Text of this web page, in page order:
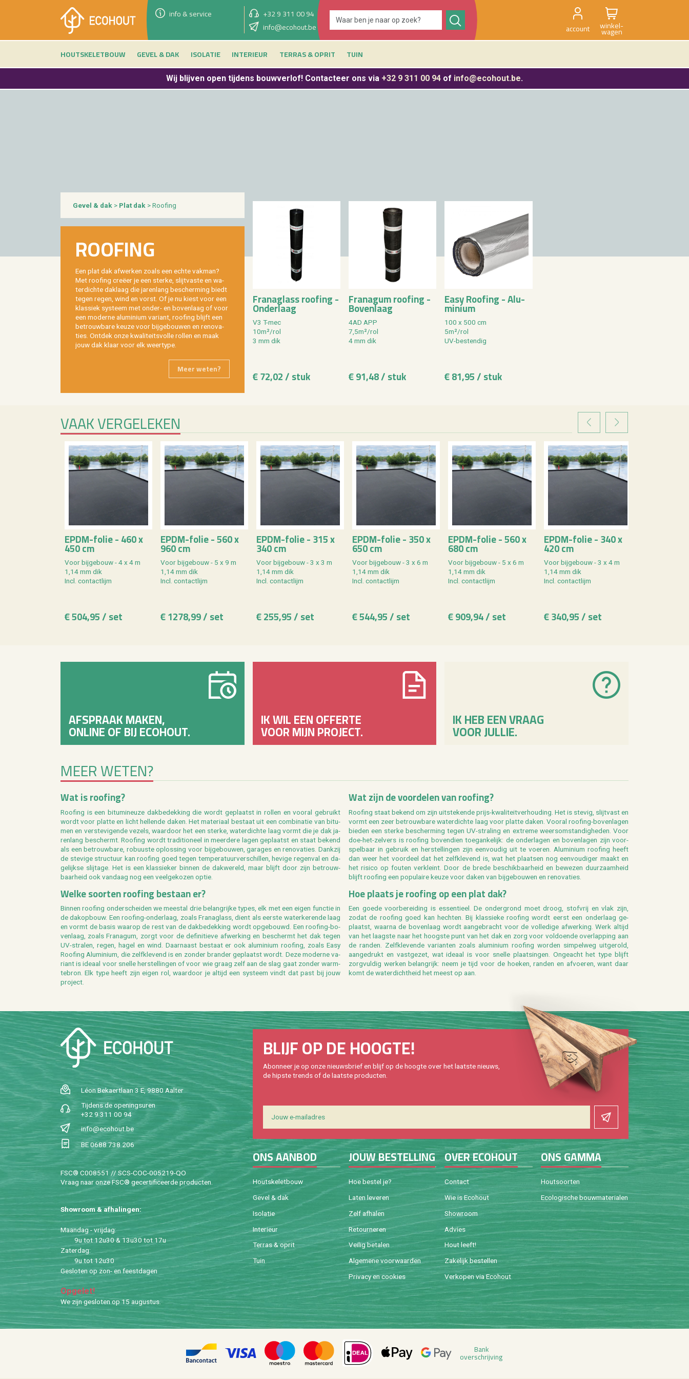
info & service +32 9 311 00 94
showroom vandaag
info@ecohout.be
9u - 12u30 & 13u30 - 17u account winkel-
wagen
HOUTSKELETBOUW
GEVEL & DAK ISOLATIE INTERIEUR TERRAS & OPRIT TUIN
Wij blijven open tijdens bouwverlof! Contacteer ons via +32 9 311 00 94 of info@ecohout.be.
Gevel & dak > Plat dak > Roo­fing
ROO­FING
Een plat dak af­wer­ken zoals een echte vak­man?
Met roo­fing creëer je een ster­ke, slijt­vas­te en wa­
ter­dich­te dak­laag die ja­ren­lang be­scher­ming biedt
tegen regen, wind en vorst. Of je nu kiest voor een
klas­siek sys­teem met onder- en bo­ven­laag of voor
een mo­der­ne alu­mi­ni­um va­ri­ant, roo­fing blijft een
be­trouw­ba­re keuze voor bij­ge­bou­wen en re­no­va­
ties. Ont­dek onze kwa­li­teits­vol­le rol­len en maak
jouw dak klaar voor elk weer­ty­pe.
Meer weten?
Fra­na­glass roo­fing -
On­der­laag
V3 T-mec
10m²/rol
3 mm dik
€ 72,02 / stuk
Fra­na­gum roo­fing -
Bo­ven­laag
4AD APP
7,5m²/rol
4 mm dik
€ 91,48 / stuk
Easy Roo­fing - Alu­
mi­ni­um
100 x 500 cm
5m²/rol
UV-be­sten­dig
€ 81,95 / stuk
VAAK VER­GE­LE­KEN VORIGEVOLGENDE
EPDM-folie - 460 x
450 cm
Voor bij­ge­bouw - 4 x 4 m
1,14 mm dik
Incl. con­tact­lijm
€ 504,95 / set
EPDM-folie - 560 x
960 cm
Voor bij­ge­bouw - 5 x 9 m
1,14 mm dik
Incl. con­tact­lijm
€ 1278,99 / set
EPDM-folie - 315 x
340 cm
Voor bij­ge­bouw - 3 x 3 m
1,14 mm dik
Incl. con­tact­lijm
€ 255,95 / set
EPDM-folie - 350 x
650 cm
Voor bij­ge­bouw - 3 x 6 m
1,14 mm dik
Incl. con­tact­lijm
€ 544,95 / set
EPDM-folie - 560 x
680 cm
Voor bij­ge­bouw - 5 x 6 m
1,14 mm dik
Incl. con­tact­lijm
€ 909,94 / set
EPDM-folie - 340 x
420 cm
Voor bij­ge­bouw - 3 x 4 m
1,14 mm dik
Incl. con­tact­lijm
€ 340,95 / set
AFSPRAAK MAKEN,
ONLINE OF BIJ ECOHOUT.
IK WIL EEN OFFERTE
VOOR MIJN PROJECT.
IK HEB EEN VRAAG
VOOR JULLIE.
MEER WETEN?
Wat is roo­fing?
Roo­fing is een bi­tu­mi­neu­ze dak­be­dek­king die wordt ge­plaatst in rol­len en voor­al ge­bruikt
wordt voor plat­te en licht hel­len­de daken. Het ma­te­ri­aal be­staat uit een com­bi­na­tie van bi­tu­
men en ver­ste­vi­gen­de ve­zels, waar­door het een ster­ke, wa­ter­dich­te laag vormt die je dak ja­
ren­lang be­schermt. Roo­fing wordt tra­di­ti­o­neel in meer­de­re lagen ge­plaatst en staat be­kend
als een be­trouw­ba­re, ro­buus­te op­los­sing voor bij­ge­bou­wen, ga­ra­ges en re­no­va­ties. Dank­zij
de ste­vi­ge struc­tuur kan roo­fing goed tegen tem­pe­ra­tuur­ver­schil­len, he­vi­ge re­gen­val en da­
ge­lijk­se slij­ta­ge. Het is een klas­sie­ker bin­nen de dak­we­reld , maar blijft door zijn be­trouw­
baar­heid ook van­daag nog een veel­ge­ko­zen optie.
Welke soor­ten roo­fing be­staan er?
Bin­nen roo­fing on­der­schei­den we mee­st­al drie be­lang­rij­ke types, elk met een eigen func­tie in
de dak­op­bouw. Een roo­fing-on­der­laag, zoalsFra­na­glass, dient als eer­ste wa­ter­ke­ren­de laag
en vormt de basis waar­op de rest van de dak­be­dek­king wordt op­ge­bouwd. Een roo­fing-bo­
ven­laag, zoals Fra­na­gum, zorgt voor de de­fi­ni­tie­ve af­wer­king en be­schermt het dak tegen
UV-stra­len, regen, hagel en wind. Daar­naast be­staat er ook alu­mi­ni­um roo­fing, zoals Easy
Roo­fing Alu­mi­ni­um, die zelf­kle­vend is en zon­der bran­der ge­plaatst wordt. Deze mo­der­ne va­
ri­ant is ide­aal voor snel­le her­stel­lin­gen of voor wie graag zelf aan de slag gaat zon­der warm­
te­bron. Elk type heeft zijn eigen rol, waar­door je al­tijd een sys­teem vindt dat past bij jouw
pro­ject.
Wat zijn de voor­de­len van roo­fing?
Roo­fing staat be­kend om zijn uit­ste­ken­de prijs-kwa­li­teit­ver­hou­ding. Het is ste­vig, slijt­vast en
vormt een zeer be­trouw­ba­re wa­ter­dich­te laag voor plat­te daken. Voor­al roo­fing-bo­ven­la­gen
bie­den een ster­ke be­scher­ming tegen UV-stra­ling en ex­tre­me weers­om­stan­dig­he­den. Voor
doe-het-zel­vers is roo­fing bo­ven­dien toe­gan­ke­lijk: de on­der­la­gen en bo­ven­la­gen zijn voor­
spel­baar in ge­bruik en her­stel­lin­gen zijn een­vou­dig uit te voe­ren. Alu­mi­ni­um roo­fing heeft
dan weer het voor­deel dat het zelf­kle­vend is, wat het plaat­sen nog een­vou­di­ger maakt en
het ri­si­co op fou­ten ver­kleint. Door de brede be­schik­baar­heid en be­we­zen duur­zaam­heid
blijft roo­fing een po­pu­lai­re keuze voor daken van bij­ge­bou­wen en re­no­va­ties.
Hoe plaats je roo­fing op een plat dak?
Een goede voor­be­rei­ding is es­sen­ti­eel. De on­der­grond moet droog, stof­vrij en vlak zijn,
zodat de roo­fing goed kan hech­ten. Bij klas­sie­ke roo­fing wordt eerst een on­der­laag ge­
plaatst, waar­na de bo­ven­laag wordt aan­ge­bracht voor de vol­le­di­ge af­wer­king. Werk al­tijd
van het laag­ste naar het hoog­ste punt van het dak en zorg voor vol­doen­de over­lap­ping aan
de ran­den. Zelf­kle­ven­de va­ri­an­ten zoals alu­mi­ni­um roo­fing wor­den sim­pel­weg uit­ge­rold,
aan­ge­drukt en vast­ge­zet, wat ide­aal is voor snel­le plaat­sin­gen. On­ge­acht het type blijft
zorg­vul­dig wer­ken be­lang­rijk: neem je tijd voor de hoe­ken, ran­den en af­voe­ren, want daar
komt de wa­ter­dicht­heid het meest op aan.
Léon Be­kaert­laan 3 E, 9880 Aal­ter
Tij­dens de ope­nings­uren
+32 9 311 00 94
info@​ecohout.​be
BE 0688 738 206
FSC® C008551 // SCS-COC-005219-QO
Vraag naar onze FSC® ge­cer­ti­fi­ceer­de pro­duc­ten.
Show­room & af­ha­lin­gen:
Maan­dag - vrij­dag:
9u tot 12u30 & 13u30 tot 17u
Za­ter­dag:
9u tot 12u30
Ge­slo­ten op zon- en feest­da­gen
Op­ge­let!
We zijn ge­slo­ten op 15 au­gus­tus.
BLIJF OP DE HOOG­TE!
Abon­neer je op onze nieuws­brief en blijf op de hoog­te over het laat­ste nieuws,
de hip­s­te trends of de laat­ste pro­duc­ten.
ONS AAN­BOD
Houtske­let­bouw
Gevel & dak
Iso­la­tie
In­te­ri­eur
Ter­ras & oprit
Tuin
JOUW BE­STEL­LING
Hoe be­stel je?
Laten le­ve­ren
Zelf af­ha­len
Re­tour­ne­ren
Vei­lig be­ta­len
Al­ge­me­ne voor­waar­den
Pri­va­cy en coo­kies
OVER ECO­HOUT
Con­tact
Wie is Eco­hout
Show­room
Ad­vies
Hout leeft!
Za­ke­lijk be­stel­len
Ver­ko­pen via Eco­hout
ONS GAMMA
Hout­soor­ten
Eco­lo­gi­sche bouw­ma­te­ri­a­len
Bank
over­schrij­ving